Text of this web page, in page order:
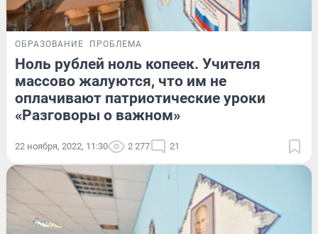
ОБРАЗОВАНИЕ ПРОБЛЕМА
Ноль рублей ноль копеек. Учителя
массово жалуются, что им не
оплачивают патриотические уроки
«Разговоры о важном»
22 ноября, 2022, 11:30 2 277 21